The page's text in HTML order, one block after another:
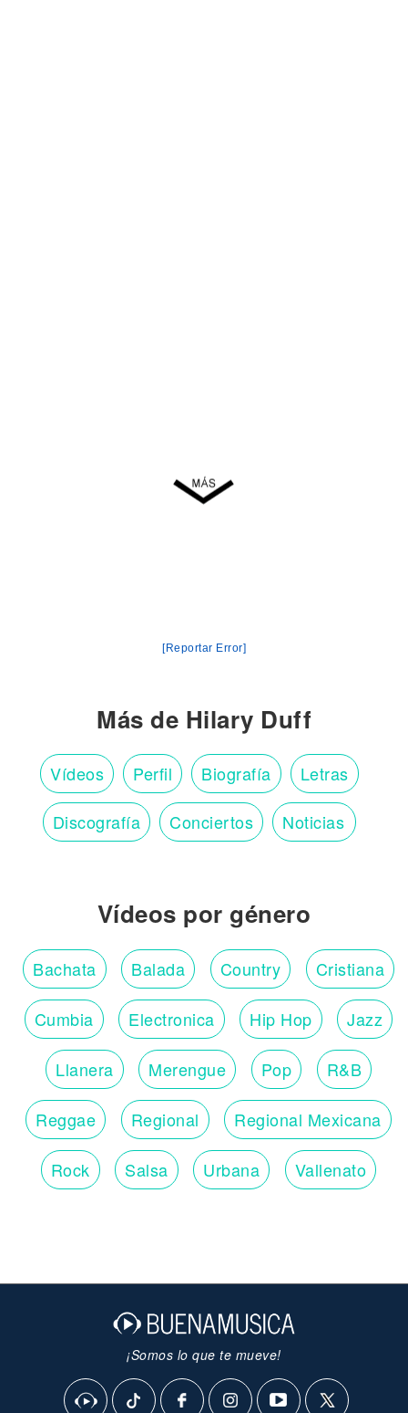
[Reportar Error]
Más de Hilary Duff
Vídeos Perfil Biografía Letras
Discografía Conciertos Noticias
Vídeos por género
Bachata Balada Country Cristiana
Cumbia Electronica Hip Hop Jazz
Llanera Merengue Pop R&B
Reggae Regional Regional Mexicana
Rock Salsa Urbana Vallenato
¡Somos lo que te mueve!